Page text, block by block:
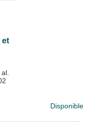
et
Disponible